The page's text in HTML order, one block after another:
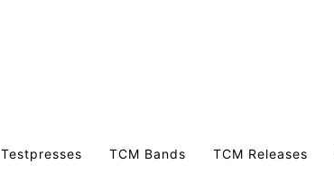
Testpresses TCM Bands TCM Releases